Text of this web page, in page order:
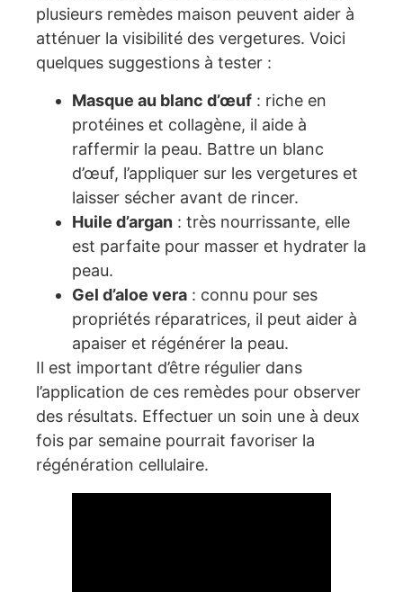
plusieurs remèdes maison peuvent aider à
atténuer la visibilité des vergetures. Voici
quelques suggestions à tester :
Masque au blanc d’œuf : riche en
protéines et collagène, il aide à
raffermir la peau. Battre un blanc
d’œuf, l’appliquer sur les vergetures et
laisser sécher avant de rincer.
Huile d’argan : très nourrissante, elle
est parfaite pour masser et hydrater la
peau.
Gel d’aloe vera : connu pour ses
propriétés réparatrices, il peut aider à
apaiser et régénérer la peau.
Il est important d’être régulier dans
l’application de ces remèdes pour observer
des résultats. Effectuer un soin une à deux
fois par semaine pourrait favoriser la
régénération cellulaire.